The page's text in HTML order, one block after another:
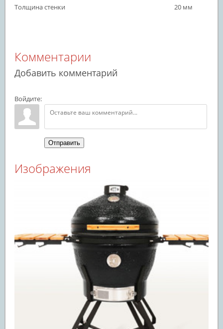
Толщина стенки 20 мм
Комментарии
Добавить комментарий
Войдите:
Отправить
Изображения